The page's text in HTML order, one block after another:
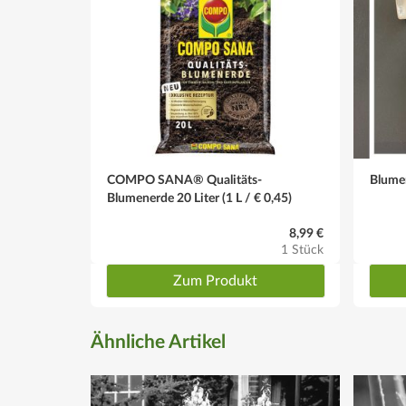
COMPO SANA® Qualitäts-
Blumenerde 20 Liter (1 L / € 0,45)
8,99 €
1 Stück
Zum Produkt
Ähnliche Artikel